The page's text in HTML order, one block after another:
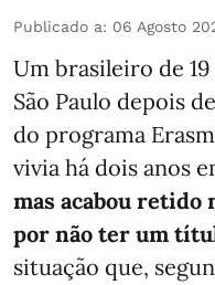
Publicado a: 06 Agosto
Um brasileiro de
São Paulo depois
do programa
vivia há dois anos
mas acabou retido
por não ter um
situação que,